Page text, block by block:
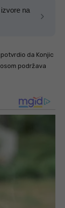
na
da Konjic
podržava